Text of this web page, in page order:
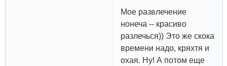
Мое развлечение
нонеча -- красиво
разлечься)) Это же скока
времени надо, кряхтя и
охая. Ну! А потом еще